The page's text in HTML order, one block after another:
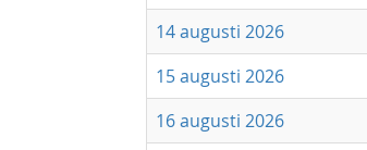
14 augusti 2026
15 augusti 2026
16 augusti 2026